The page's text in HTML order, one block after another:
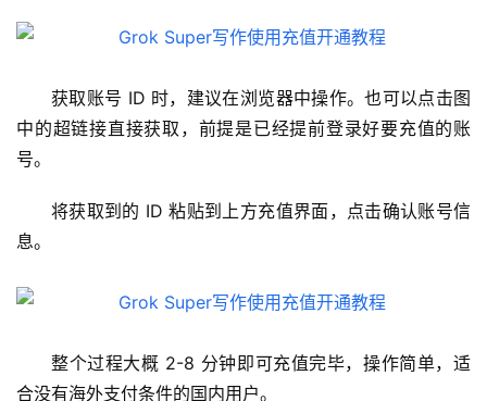
c
获取账号 ID 时，建议在浏览器中操作。也可以点击图
中的超链接直接获取，前提是已经提前登录好要充值的账
号。
将获取到的 ID 粘贴到上方充值界面，点击确认账号信
息。
整个过程大概 2-8 分钟即可充值完毕，操作简单，适
合没有海外支付条件的国内用户。